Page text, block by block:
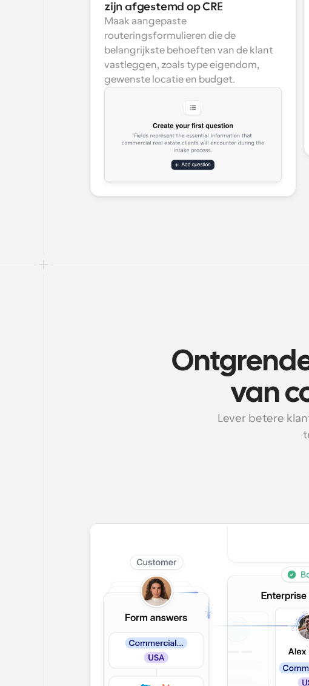
zijn afgestemd op CRE
Maak aangepaste
routeringsformulieren die de
belangrijkste behoeften van de klant
vastleggen, zoals type eigendom,
gewenste locatie en budget.
van
Lever betere